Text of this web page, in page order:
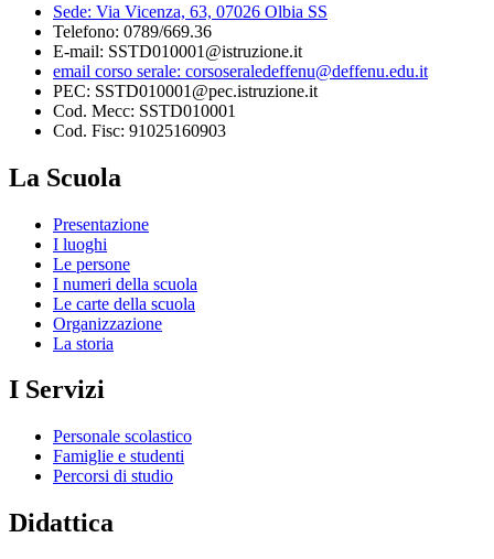
Sede: Via Vicenza, 63, 07026 Olbia SS
Telefono: 0789/669.36
E-mail: SSTD010001@istruzione.it
email corso serale: corsoseraledeffenu@deffenu.edu.it
PEC: SSTD010001@pec.istruzione.it
Cod. Mecc: SSTD010001
Cod. Fisc: 91025160903
La Scuola
Presentazione
I luoghi
Le persone
I numeri della scuola
Le carte della scuola
Organizzazione
La storia
I Servizi
Personale scolastico
Famiglie e studenti
Percorsi di studio
Didattica